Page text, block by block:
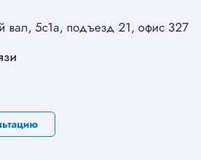
вал, 5с1а, подъезд 21, офис 327